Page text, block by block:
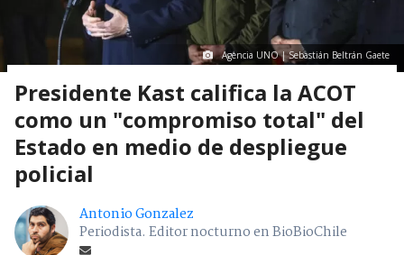
Agencia UNO | Sebastián Beltrán Gaete
Presidente Kast califica la ACOT
como un "compromiso total" del
Estado en medio de despliegue
policial
Antonio Gonzalez
Periodista. Editor nocturno en BioBioChile